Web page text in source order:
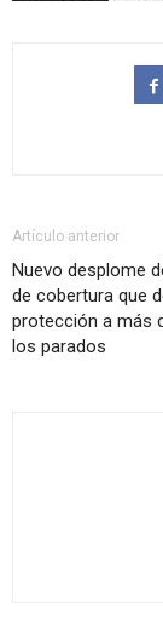
Artículo anterior
Nuevo desplome
de cobertura que
protección a más
los parados